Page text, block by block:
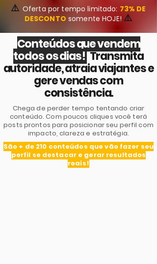
⚠️ Oferta por tempo limitado: 73% DE
DESCONTO somente HOJE!⚠️
Conteúdos que vendem
todos os dias! Transmita
autoridade, atraia viajantes e
gere vendas com
consistência.
Chega de perder tempo tentando criar
conteúdo. Com poucos cliques você terá
posts prontos para posicionar seu perfil com
impacto, clareza e estratégia.
São + de 210 conteúdos que vão fazer seu
perfil se destacar e gerar resultados
reais!